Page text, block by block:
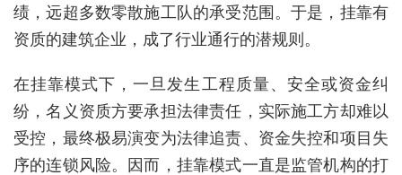
绩，远超多数零散施工队的承受范围。于是，挂靠有
资质的建筑企业，成了行业通行的潜规则。
在挂靠模式下，一旦发生工程质量、安全或资金纠
纷，名义资质方要承担法律责任，实际施工方却难以
受控，最终极易演变为法律追责、资金失控和项目失
序的连锁风险。因而，挂靠模式一直是监管机构的打